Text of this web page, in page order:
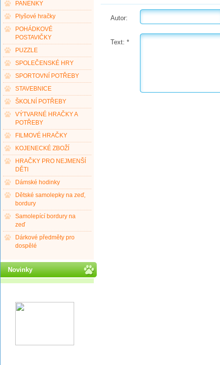
PANENKY
Plyšové hračky
POHÁDKOVÉ
POSTAVIČKY
PUZZLE
SPOLEČENSKÉ HRY
SPORTOVNÍ POTŘEBY
STAVEBNICE
ŠKOLNÍ POTŘEBY
VÝTVARNÉ HRAČKY A
POTŘEBY
FILMOVÉ HRAČKY
KOJENECKÉ ZBOŽÍ
HRAČKY PRO NEJMENŠÍ
DĚTI
Dámské hodinky
Dětské samolepky na zeď,
bordury
Samolepící bordury na
zeď
Dárkové předměty pro
dospělé
Novinky
Autor:
Text: *